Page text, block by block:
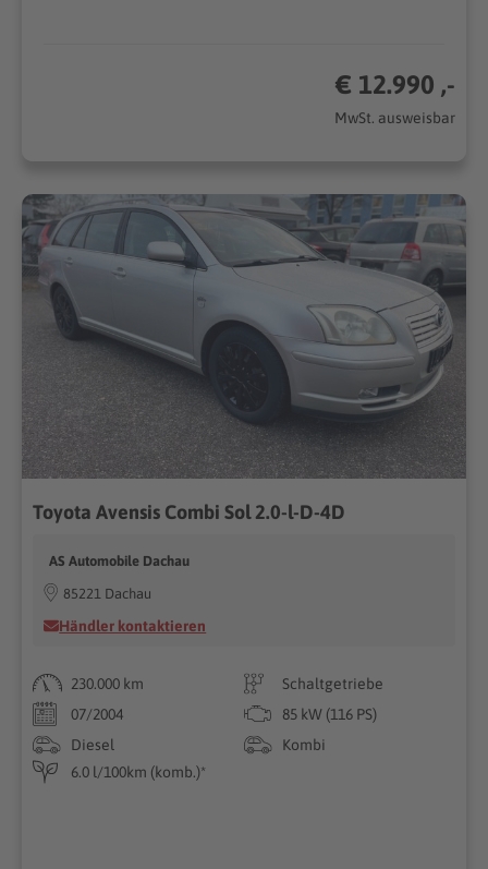
€ 12.990 ,-
MwSt. ausweisbar
Toyota Avensis Combi Sol 2.0-l-D-4D
AS Automobile Dachau
85221 Dachau
Händler kontaktieren
230.000 km
Schaltgetriebe
07/2004
85 kW (116 PS)
Diesel
Kombi
6.0 l/100km (komb.)*